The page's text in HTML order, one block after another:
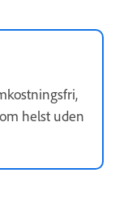
helst uden